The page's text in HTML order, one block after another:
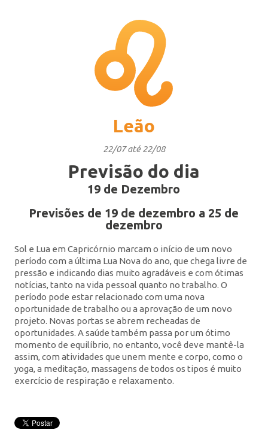
Leão
22/07 até 22/08
Previsão do dia
19 de Dezembro
Previsões de 19 de dezembro a 25 de
dezembro
Sol e Lua em Capricórnio marcam o início de um novo
período com a última Lua Nova do ano, que chega livre de
pressão e indicando dias muito agradáveis e com ótimas
notícias, tanto na vida pessoal quanto no trabalho. O
período pode estar relacionado com uma nova
oportunidade de trabalho ou a aprovação de um novo
projeto. Novas portas se abrem recheadas de
oportunidades. A saúde também passa por um ótimo
momento de equilíbrio, no entanto, você deve mantê-la
assim, com atividades que unem mente e corpo, como o
yoga, a meditação, massagens de todos os tipos é muito
exercício de respiração e relaxamento.